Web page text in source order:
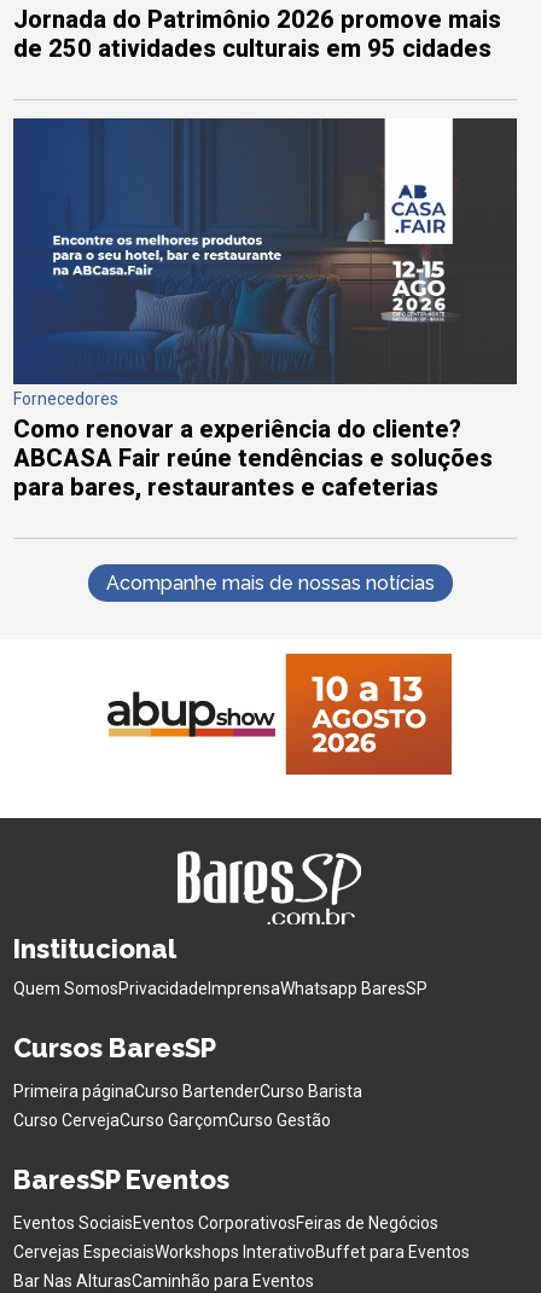
Jornada do Patrimônio 2026 promove mais
de 250 atividades culturais em 95 cidades
Fornecedores
Como renovar a experiência do cliente?
ABCASA Fair reúne tendências e soluções
para bares, restaurantes e cafeterias
Acompanhe mais de nossas notícias
Institucional
Quem SomosPrivacidade ImprensaWhatsapp BaresSP
Cursos BaresSP
Primeira páginaCurso BartenderCurso Barista
Curso CervejaCurso GarçomCurso Gestão
BaresSP Eventos
Eventos SociaisEventos CorporativosFeiras de Negócios
Cervejas EspeciaisWorkshops InterativoBuffet para Eventos
Bar Nas AlturasCaminhão para Eventos